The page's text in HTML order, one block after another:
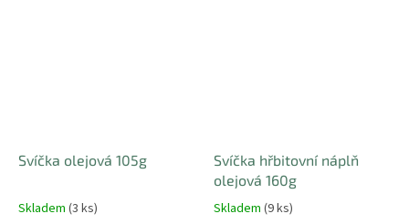
Svíčka olejová 105g
Skladem (3 ks)
Svíčka hřbitovní náplň
olejová 160g
Skladem (9 ks)